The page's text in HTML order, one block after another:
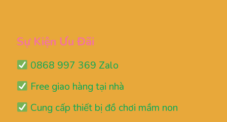
Sự Kiện Ưu Đãi
0868 997 369 Zalo
Free giao hàng tại nhà
Cung cấp thiết bị đồ chơi mầm non